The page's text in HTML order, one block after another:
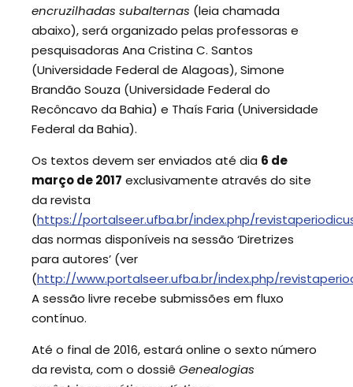
encruzilhadas subalternas (leia chamada
abaixo), será organizado pelas professoras e
pesquisadoras Ana Cristina C. Santos
(Universidade Federal de Alagoas), Simone
Brandão Souza (Universidade Federal do
Recôncavo da Bahia) e Thaís Faria (Universidade
Federal da Bahia).
Os textos devem ser enviados até dia 6 de
março de 2017 exclusivamente através do site
da revista
(https://portalseer.ufba.br/index.php/
das normas disponíveis na sessão ‘Diretrizes
para autores’ (ver
(http://www.portalseer.ufba.br/index.php/
A sessão livre recebe submissões em fluxo
contínuo.
Até o final de 2016, estará online o sexto número
da revista, com o dossiê Genealogias